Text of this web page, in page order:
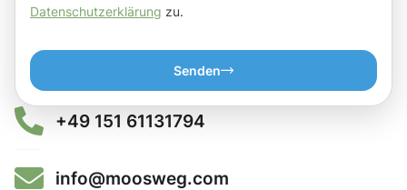
Datenschutzerklärung zu.
Senden
+49 151 61131794
info@moosweg.com